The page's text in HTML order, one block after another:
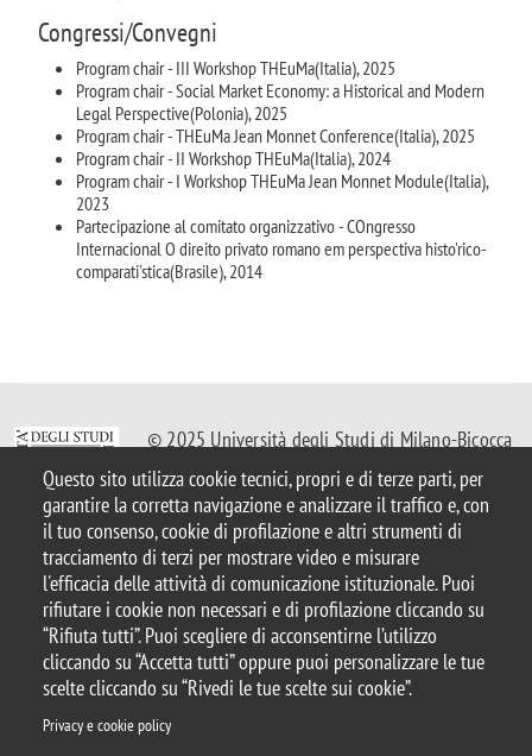
Questo sito utilizza cookie tecnici, propri e di terze parti, per
garantire la corretta navigazione e analizzare il traffico e, con
il tuo consenso, cookie di profilazione e altri strumenti di
tracciamento di terzi per mostrare video e misurare
l'efficacia delle attività di comunicazione istituzionale. Puoi
rifiutare i cookie non necessari e di profilazione cliccando su
“Rifiuta tutti”. Puoi scegliere di acconsentirne l’utilizzo
cliccando su “Accetta tutti” oppure puoi personalizzare le tue
scelte cliccando su “Rivedi le tue scelte sui cookie”.
Privacy e cookie policy
Congressi/Convegni
Program chair - III Workshop THEuMa(Italia), 2025
Program chair - Social Market Economy: a Historical and Modern
Legal Perspective(Polonia), 2025
Program chair - THEuMa Jean Monnet Conference(Italia), 2025
Program chair - II Workshop THEuMa(Italia), 2024
Program chair - I Workshop THEuMa Jean Monnet Module(Italia),
2023
Partecipazione al comitato organizzativo - COngresso
Internacional O direito privato romano em perspectiva histo'rico-
comparati'stica(Brasile), 2014
© 2025 Università degli Studi di Milano-Bicocca
Piazza dell'Ateneo Nuovo, 1 - 20126, Milano
Casella PEC:ateneo.bicocca@pec.unimib.it
P.I. 12621570154 |Contattaci
Note legali Privacy
Protezione dei Dati Personali
Amministrazione trasparente Dichiarazione di accessibilità
Mappa del sito Rivedi le tue scelte sui cookie
Statistiche
Privacy e cookie policy